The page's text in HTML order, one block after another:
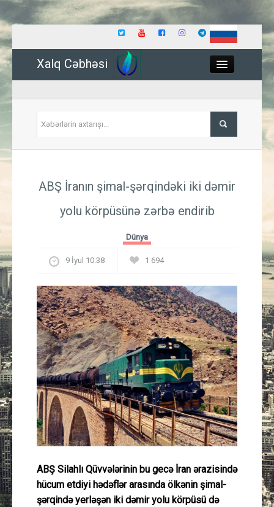
Xalq Cəbhəsi
İqtisadiyyat
Güney Azərbaycan
Mədəniyyət
Müsahibə
İdman
Layihə
Gündəm
ABŞ İranın şimal-şərqindəki iki dəmir
yolu körpüsünə zərbə endirib
Dünya
9 İyul 10:38 1 694
ABŞ Silahlı Qüvvələrinin bu gecə İran ərazisində
hücum etdiyi hədəflər arasında ölkənin şimal-
şərqində yerləşən iki dəmir yolu körpüsü də